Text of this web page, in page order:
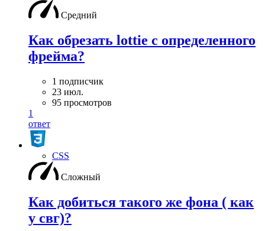
Средний
Как обрезать lottie с определенного
фрейма?
1 подписчик
23 июл.
95 просмотров
1
ответ
CSS
Сложный
Как добиться такого же фона ( как
у свг)?